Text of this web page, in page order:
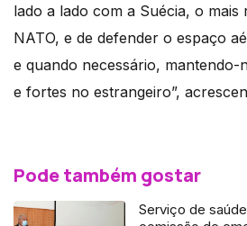
lado a lado com a Suécia, o
NATO, e de defender o espaço
e quando necessário, mantendo-
e fortes no estrangeiro”,
Pode também gostar
Serviço de